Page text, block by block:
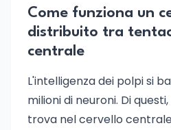
Come funziona un
distribuito tra
centrale
L'intelligenza dei polpi si
milioni di neuroni. Di
trova nel cervello